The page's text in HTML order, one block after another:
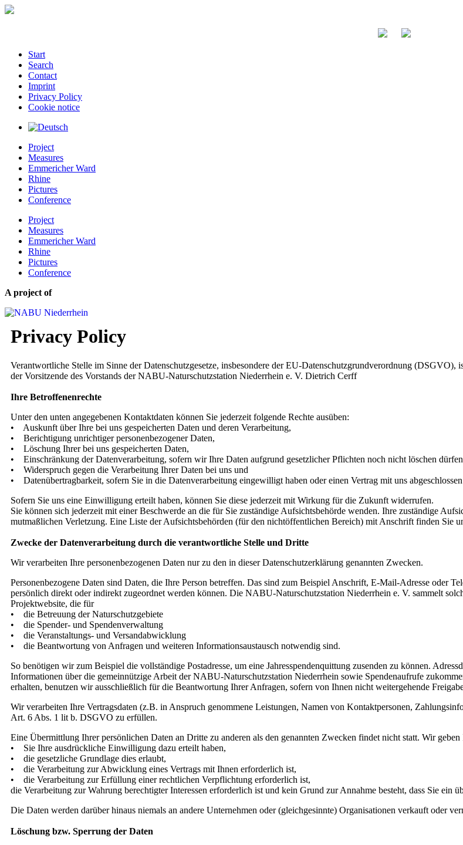
Start
Search
Contact
Imprint
Privacy Policy
Cookie notice
Project
Measures
Emmericher Ward
Rhine
Pictures
Conference
Project
Measures
Emmericher Ward
Rhine
Pictures
Conference
A project of
Privacy Policy
Verantwortliche Stelle im Sinne der Datenschutzgesetze, insbesondere der EU-Datenschutzgrundverordnung (DSGVO),
der Vorsitzende des Vorstands der NABU-Naturschutzstation Niederrhein e. V. Dietrich Cerff
Ihre Betroffenenrechte
Unter den unten angegebenen Kontaktdaten können Sie jederzeit folgende Rechte ausüben:
• Auskunft über Ihre bei uns gespeicherten Daten und deren Verarbeitung,
• Berichtigung unrichtiger personenbezogener Daten,
• Löschung Ihrer bei uns gespeicherten Daten,
• Einschränkung der Datenverarbeitung, sofern wir Ihre Daten aufgrund gesetzlicher Pflichten noch nicht löschen
• Widerspruch gegen die Verarbeitung Ihrer Daten bei uns und
• Datenübertragbarkeit, sofern Sie in die Datenverarbeitung eingewilligt haben oder einen Vertrag mit uns abgeschlossen
Sofern Sie uns eine Einwilligung erteilt haben, können Sie diese jederzeit mit Wirkung für die Zukunft widerrufen.
Sie können sich jederzeit mit einer Beschwerde an die für Sie zuständige Aufsichtsbehörde wenden. Ihre zuständige
mutmaßlichen Verletzung. Eine Liste der Aufsichtsbehörden (für den nichtöffentlichen Bereich) mit Anschrift finden Sie
Zwecke der Datenverarbeitung durch die verantwortliche Stelle und Dritte
Wir verarbeiten Ihre personenbezogenen Daten nur zu den in dieser Datenschutzerklärung genannten Zwecken.
Personenbezogene Daten sind Daten, die Ihre Person betreffen. Das sind zum Beispiel Anschrift, E-Mail-Adresse oder
persönlich direkt oder indirekt zugeordnet werden können. Die NABU-Naturschutzstation Niederrhein e. V. sammelt
Projektwebsite, die für
• die Betreuung der Naturschutzgebiete
• die Spender- und Spendenverwaltung
• die Veranstaltungs- und Versandabwicklung
• die Beantwortung von Anfragen und weiteren Informationsaustausch notwendig sind.
So benötigen wir zum Beispiel die vollständige Postadresse, um eine Jahresspendenquittung zusenden zu können.
Informationen über die gemeinnützige Arbeit der NABU-Naturschutzstation Niederrhein sowie Spendenaufrufe
erhalten, benutzen wir ausschließlich für die Beantwortung Ihrer Anfragen, sofern von Ihnen nicht weitergehende
Wir verarbeiten Ihre Vertragsdaten (z.B. in Anspruch genommene Leistungen, Namen von Kontaktpersonen,
Art. 6 Abs. 1 lit b. DSGVO zu erfüllen.
Eine Übermittlung Ihrer persönlichen Daten an Dritte zu anderen als den genannten Zwecken findet nicht statt. Wir
• Sie Ihre ausdrückliche Einwilligung dazu erteilt haben,
• die gesetzliche Grundlage dies erlaubt,
• die Verarbeitung zur Abwicklung eines Vertrags mit Ihnen erforderlich ist,
• die Verarbeitung zur Erfüllung einer rechtlichen Verpflichtung erforderlich ist,
die Verarbeitung zur Wahrung berechtigter Interessen erforderlich ist und kein Grund zur Annahme besteht, dass Sie ein
Die Daten werden darüber hinaus niemals an andere Unternehmen oder (gleichgesinnte) Organisationen verkauft oder
Löschung bzw. Sperrung der Daten